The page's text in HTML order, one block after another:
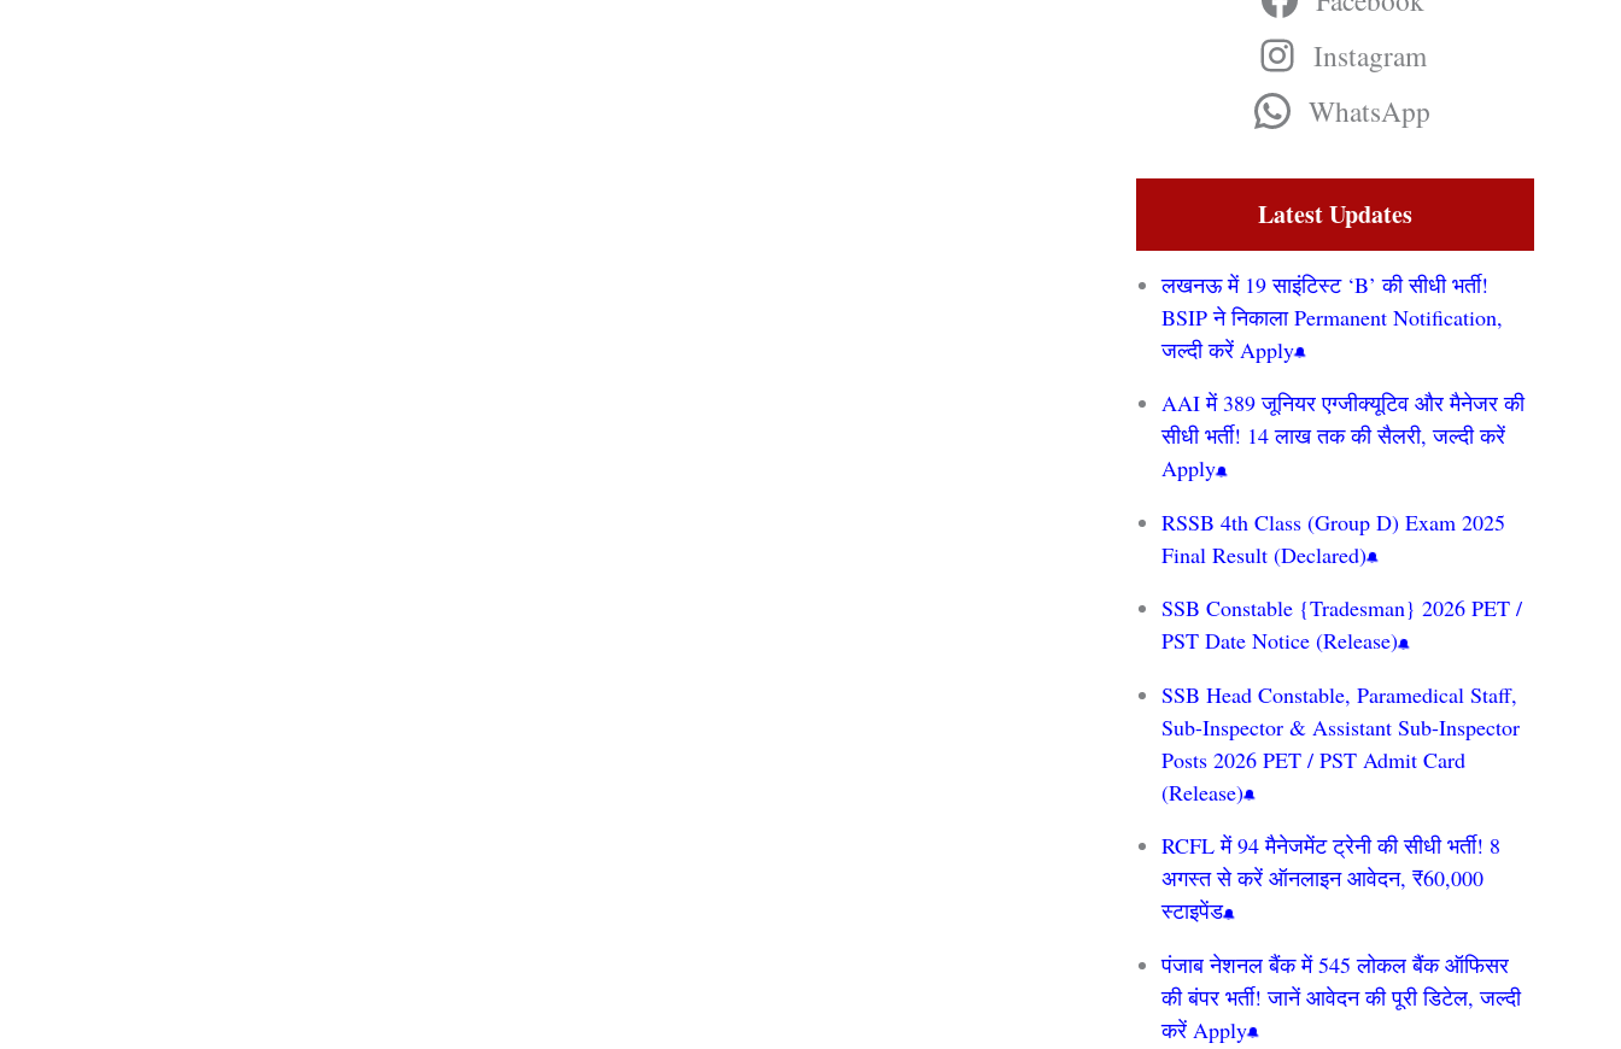
Instagram
WhatsApp
Latest Updates
लखनऊ में 19 साइंटिस्ट ‘B’ की सीधी भर्ती!
BSIP ने निकाला Permanent Notification,
जल्दी करें Apply
AAI में 389 जूनियर एग्जीक्यूटिव और मैनेजर की
सीधी भर्ती! 14 लाख तक की सैलरी, जल्दी करें
Apply
RSSB 4th Class (Group D) Exam 2025
Final Result (Declared)
SSB Constable {Tradesman} 2026 PET /
PST Date Notice (Release)
SSB Head Constable, Paramedical Staff,
Sub-Inspector & Assistant Sub-Inspector
Posts 2026 PET / PST Admit Card
(Release)
RCFL में 94 मैनेजमेंट ट्रेनी की सीधी भर्ती! 8
अगस्त से करें ऑनलाइन आवेदन, ₹60,000
स्टाइपेंड
पंजाब नेशनल बैंक में 545 लोकल बैंक ऑफिसर
की बंपर भर्ती! जानें आवेदन की पूरी डिटेल, जल्दी
करें Apply